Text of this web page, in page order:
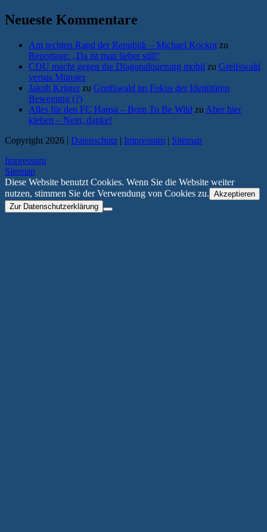
Neueste Kommentare
Am rechten Rand der Republik – Michael Kockot zu
Reportage: „Da ist man lieber still“
CDU macht gegen die Diagonalquerung mobil zu Greifswald
versus Münster
Jakob Krüger zu Greifswald im Fokus der Identitären
Bewegung (?)
Alles für den FC Hansa – Born To Be Wild zu Aber hier
kleben – Nein, danke!
Copyright 2026 | Datenschutz | Impressum | Sitemap
Impressum
Sitemap
Diese Website benutzt Cookies. Wenn Sie die Website weiter
nutzen, stimmen Sie der Verwendung von Cookies zu. Akzeptieren
Zur Datenschutzerklärung